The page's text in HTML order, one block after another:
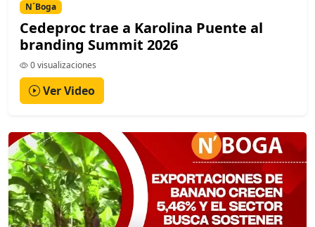
N´Boga
Cedeproc trae a Karolina Puente al
branding Summit 2026
0 visualizaciones
Ver Video